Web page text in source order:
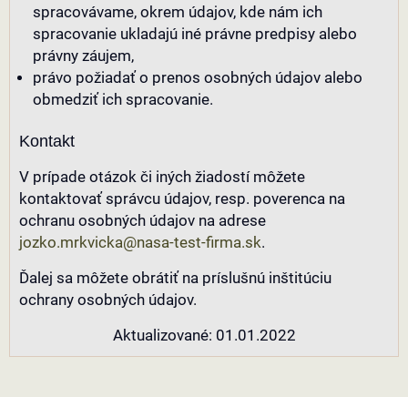
spracovávame, okrem údajov, kde nám ich
spracovanie ukladajú iné právne predpisy alebo
právny záujem,
právo požiadať o prenos osobných údajov alebo
obmedziť ich spracovanie.
Kontakt
V prípade otázok či iných žiadostí môžete
kontaktovať správcu údajov, resp. poverenca na
ochranu osobných údajov na adrese
jozko.mrkvicka@nasa-test-firma.sk.
Ďalej sa môžete obrátiť na príslušnú inštitúciu
ochrany osobných údajov.
Aktualizované: 01.01.2022